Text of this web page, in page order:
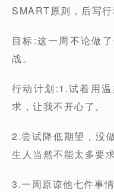
SMART原则，后写行
目标:这一周不论做
战。
行动计划:1.试着用
求，让我不开心了。
2.尝试降低期望，没
生人当然不能太多要
3.一周原谅他七件事情